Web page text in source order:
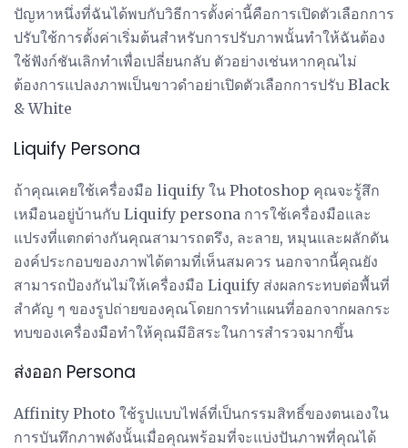
ปัญหาหนึ่งที่ฉันได้พบกับวิธีการตั้งค่านี้คือการเปิดตัวเลือกการ
ปรับใช้การตั้งค่าเริ่มต้นสำหรับการปรับภาพนั้นทำให้ฉันต้อง
ใช้ฟังก์ชันเลิกทำเพื่อเปลี่ยนกลับ ตัวอย่างเช่นหากคุณไม่
ต้องการแปลงภาพเป็นขาวดำอย่าเปิดตัวเลือกการปรับ Black
& White
Liquify Persona
ถ้าคุณเคยใช้เครื่องมือ liquify ใน Photoshop คุณจะรู้สึก
เหมือนอยู่บ้านกับ Liquify persona การใช้เครื่องมือและ
แปรงที่แตกต่างกันคุณสามารถตรึง, ละลาย, หมุนและผลักดัน
องค์ประกอบของภาพได้ตามที่เห็นสมควร นอกจากนี้คุณยัง
สามารถป้องกันไม่ให้เครื่องมือ Liquify ส่งผลกระทบต่อพื้นที่
สำคัญ ๆ ของรูปถ่ายของคุณโดยการทำแผนที่ออกจากผลกระ
ทบของเครื่องมือทำให้คุณมีอิสระในการสำรวจมากขึ้น
ส่งออก Persona
Affinity Photo ใช้รูปแบบไฟล์ที่เป็นกรรมสิทธิ์ของตนเองใน
การบันทึกภาพดังนั้นเมื่อคุณพร้อมที่จะแบ่งปันภาพที่คุณได้